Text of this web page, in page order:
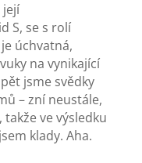
její
S, se s rolí
úchvatná,
na vynikající
jsme svědky
– zní neustále,
ve výsledku
klady. Aha.